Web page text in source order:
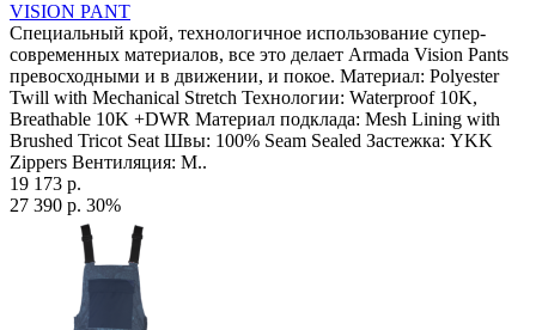
VISION PANT
Специальный крой, технологичное использование супер-
современных материалов, все это делает Armada Vision Pants
превосходными и в движении, и покое. Материал: Polyester
Twill with Mechanical Stretch Технологии: Waterproof 10K,
Breathable 10K +DWR Материал подклада: Mesh Lining with
Brushed Tricot Seat Швы: 100% Seam Sealed Застежка: YKK
Zippers Вентиляция: M..
19 173 р.
27 390 р. 30%